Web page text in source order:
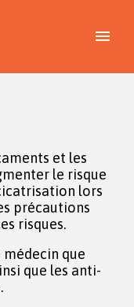
et les
le risque
lors
précautions
risques.
médecin que
que les anti-